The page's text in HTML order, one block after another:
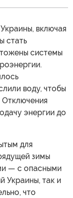
включая
стать
системы
воду, чтобы
энергии до
для
зимы
— с опасными
Украины, так и
что